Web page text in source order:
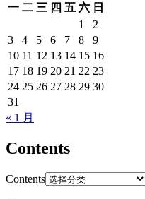
一 二 三 四 五 六 日
1
2
3
4 5 6 7 8
9
10 11 12 13 14 15 16
17 18 19 20 21 22 23
24 25 26 27 28 29 30
31
« 1 月
Contents
Contents